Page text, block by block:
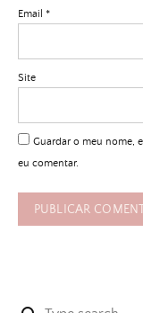
Email *
Site
Guardar o meu nome,
eu comentar.